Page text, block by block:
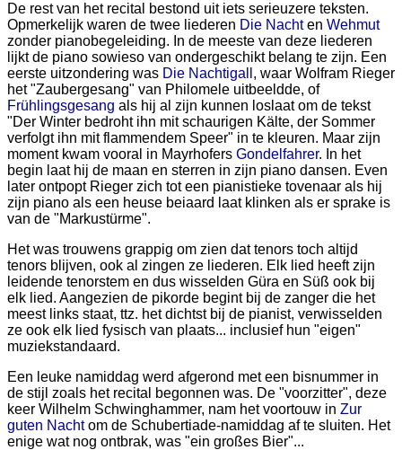
De rest van het recital bestond uit iets serieuzere teksten.
Opmerkelijk waren de twee liederen Die Nachten Wehmut
zonder pianobegeleiding. In de meeste van deze liederen
lijkt de piano sowieso van ondergeschikt belang te zijn. Een
eerste uitzondering was Die Nachtigall , waar Wolfram Rieger
het "Zaubergesang" van Philomele uitbeeldde, of
Frühlingsgesang als hij al zijn kunnen loslaat om de tekst
"Der Winter bedroht ihn mit schaurigen Kälte, der Sommer
verfolgt ihn mit flammendem Speer" in te kleuren. Maar zijn
moment kwam vooral in Mayrhofers Gondelfahrer. In het
begin laat hij de maan en sterren in zijn piano dansen. Even
later ontpopt Rieger zich tot een pianistieke tovenaar als hij
zijn piano als een heuse beiaard laat klinken als er sprake is
van de "Markustürme".
Het was trouwens grappig om zien dat tenors toch altijd
tenors blijven, ook al zingen ze liederen. Elk lied heeft zijn
leidende tenorstem en dus wisselden Güra en Süß ook bij
elk lied. Aangezien de pikorde begint bij de zanger die het
meest links staat, ttz. het dichtst bij de pianist, verwisselden
ze ook elk lied fysisch van plaats... inclusief hun "eigen"
muziekstandaard.
Een leuke namiddag werd afgerond met een bisnummer in
de stijl zoals het recital begonnen was. De "voorzitter", deze
keer Wilhelm Schwinghammer, nam het voortouw in Zur
guten Nachtom de Schubertiade-namiddag af te sluiten. Het
enige wat nog ontbrak, was "ein großes Bier"...